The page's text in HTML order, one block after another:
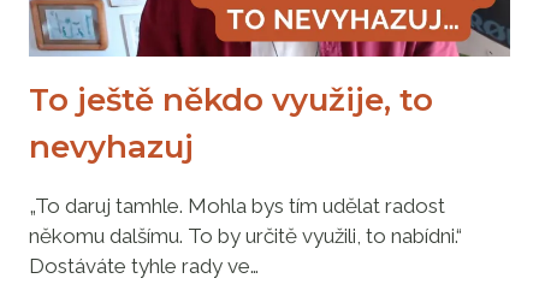
To ještě někdo využije, to
nevyhazuj
„To daruj tamhle. Mohla bys tím udělat radost
někomu dalšímu. To by určitě využili, to nabídni.“
Dostáváte tyhle rady ve…